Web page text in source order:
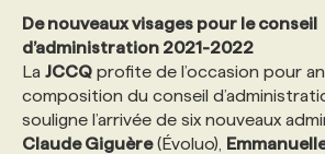
De nouveaux visages pour le conseil
d’administration 2021-2022
La JCCQ profite de l’occasion pour
composition du conseil
souligne l’arrivée de six nouveaux
Claude Giguère(Évoluo),